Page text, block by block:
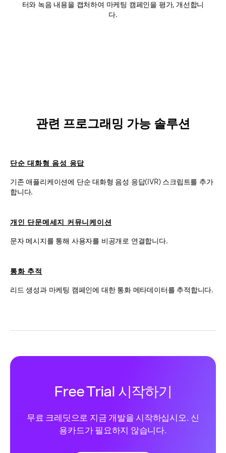
터와 녹음 내용을 캡처하여 마케팅 캠페인을 평가, 개선합니
다.
관련 프로그래밍 가능 솔루션
단순 대화형 음성 응답
기존 애플리케이션에 단순 대화형 음성 응답(IVR) 스크립트를 추가
합니다.
개인 단문메세지 커뮤니케이션
문자 메시지를 통해 사용자를 비공개로 연결합니다.
통화 추적
리드 생성과 마케팅 캠페인에 대한 통화 메타데이터를 추적합니다.
Free Trial 시작하기
무료 크레딧으로 지금 개발을 시작하십시오. 신
용카드가 필요하지 않습니다.